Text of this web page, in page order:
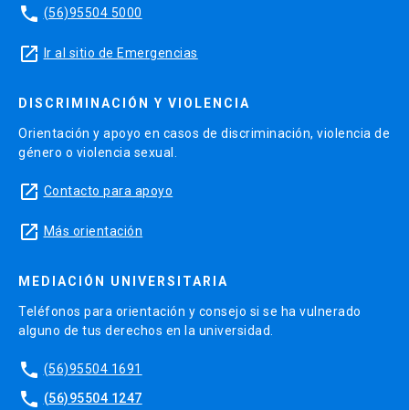
phone (56)95504 5000
launch Ir al sitio de Emergencias
DISCRIMINACIÓN Y VIOLENCIA
Orientación y apoyo en casos de discriminación, violencia de
género o violencia sexual.
launch Contacto para apoyo
launch Más orientación
MEDIACIÓN UNIVERSITARIA
Teléfonos para orientación y consejo si se ha vulnerado
alguno de tus derechos en la universidad.
phone (56)95504 1691
phone (56)95504 1247